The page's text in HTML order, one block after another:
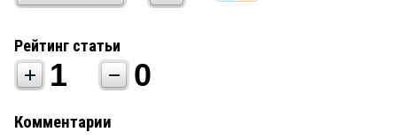
Рейтинг статьи
1 0
Комментарии